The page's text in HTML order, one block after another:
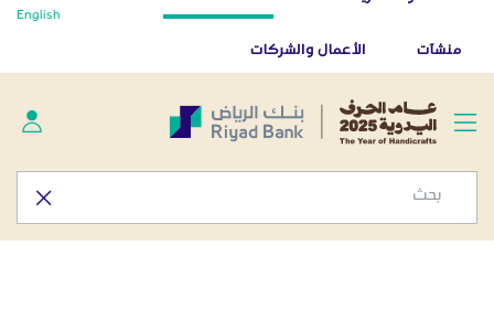
أخبار صحفية - المركز الإعلامي
تطبيق بنك الرياض
منشآت الأعمال والشركات
English